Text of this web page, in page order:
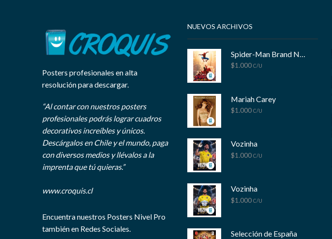
Posters profesionales en alta
resolución para descargar.
“Al contar con nuestros posters
profesionales podrás lograr cuadros
decorativos increíbles y únicos.
Descárgalos en Chile y el mundo, paga
con diversos medios y llévalos a la
imprenta que tú quieras.”
www.croquis.cl
Encuentra nuestros Posters Nivel Pro
también en Redes Sociales.
NUEVOS ARCHIVOS
$1.000 C/U
Mariah Carey
$1.000 C/U
Vozinha
$1.000 C/U
Vozinha
$1.000 C/U
Selección de España